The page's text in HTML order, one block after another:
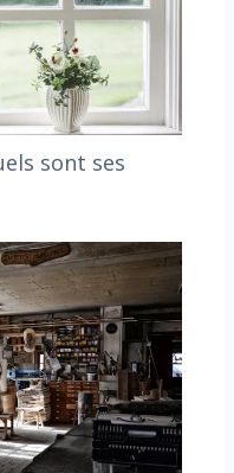
sont ses